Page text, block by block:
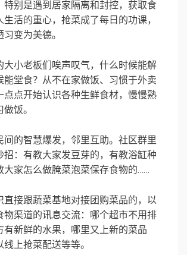
特别是遇到居家隔离和封控，获取食
活的重心，抢菜成了每日的功课，
变为美德。
大小老板们唉声叹气，什么时候能解
能堂食？从不在家做饭、习惯于外卖
点点开始认识各种生鲜食材，慢慢熟
饭。
间的智慧爆发，邻里互助。社区群里
招：有教大家发豆芽的，有教浴缸种
大家怎么做腌菜泡菜保存食物的……
直接跟蔬菜基地对接团购菜品的，以
物渠道的讯息交流：哪个超市不用排
有新鲜的水果，哪里又上新的菜品
上抢菜配送等等。